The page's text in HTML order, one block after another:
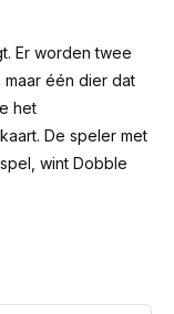
Er worden twee
maar één dier dat
het
De speler met
wint Dobble